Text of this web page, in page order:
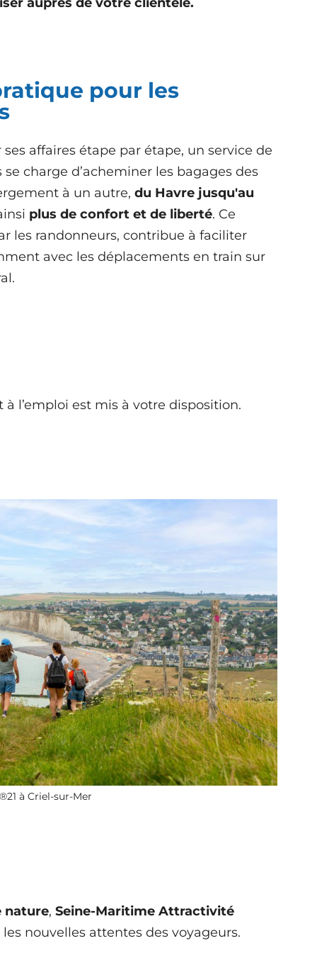
pour les
affaires étape par étape, un service de
charge d’acheminer les bagages des
à un autre, du Havre jusqu'au
plus de confort et de liberté. Ce
les randonneurs, contribue à faciliter
avec les déplacements en train sur
à l’emploi est mis à votre disposition.
à Criel-sur-Mer
nature, Seine-Maritime Attractivité
nouvelles attentes des voyageurs.